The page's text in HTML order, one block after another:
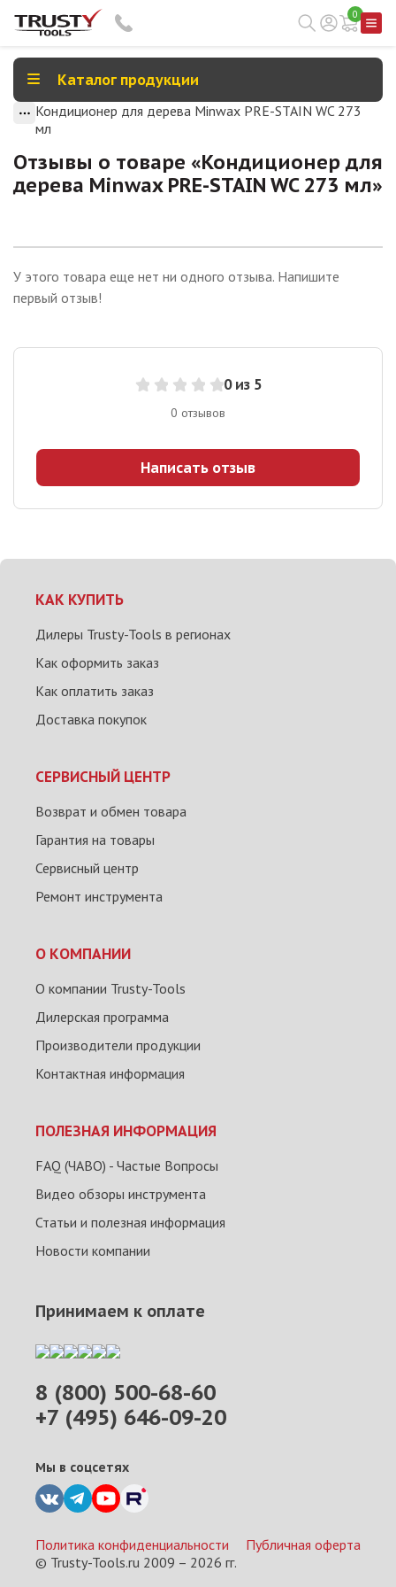
0
Каталог продукции
Кондиционер для дерева Minwax PRE-STAIN WC 273
мл
Отзывы о товаре «Кондиционер для
дерева Minwax PRE-STAIN WC 273 мл»
0 из 5
0 отзывов
Написать отзыв
У этого товара еще нет ни одного отзыва. Напишите
первый отзыв!
КАК КУПИТЬ
Дилеры Trusty-Tools в регионах
Как оформить заказ
Как оплатить заказ
Доставка покупок
СЕРВИСНЫЙ ЦЕНТР
Возврат и обмен товара
Гарантия на товары
Сервисный центр
Ремонт инструмента
О КОМПАНИИ
О компании Trusty-Tools
Дилерская программа
Производители продукции
Контактная информация
ПОЛЕЗНАЯ ИНФОРМАЦИЯ
FAQ (ЧАВО) - Частые Вопросы
Видео обзоры инструмента
Статьи и полезная информация
Новости компании
8 (800) 500-68-60
+7 (495) 646-09-20
Мы в соцсетях
Принимаем к оплате
Политика конфиденциальности
Публичная оферта
© Trusty-Tools.ru 2009 – 2026 гг.